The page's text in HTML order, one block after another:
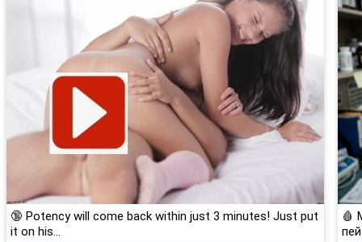
🔞 Potency will come back within just 3 minutes! Just put
it on his…
🩸